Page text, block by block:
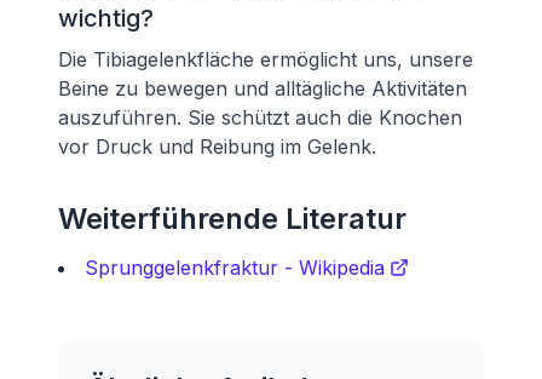
wichtig?
Die Tibiagelenkfläche ermöglicht uns, unsere
Beine zu bewegen und alltägliche Aktivitäten
auszuführen. Sie schützt auch die Knochen
vor Druck und Reibung im Gelenk.
Weiterführende Literatur
Sprunggelenkfraktur - Wikipedia